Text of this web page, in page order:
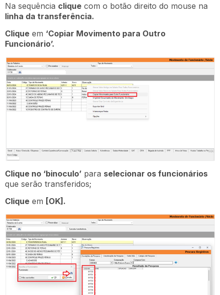
Na sequência clique com o botão direito do mouse na
linha da transferência.
Clique em ‘Copiar Movimento para Outro
Funcionário’.
Clique no ‘binoculo’ para selecionar os funcionários
que serão transferidos;
Clique em [OK].